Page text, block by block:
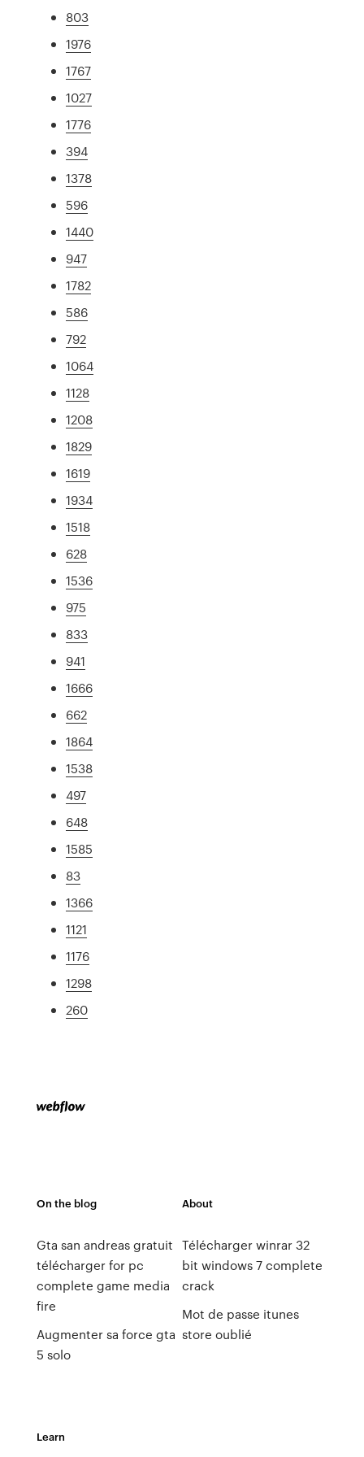
803
1976
1767
1027
1776
394
1378
596
1440
947
1782
586
792
1064
1128
1208
1829
1619
1934
1518
628
1536
975
833
941
1666
662
1864
1538
497
648
1585
83
1366
1121
1176
1298
260
On the blog
Gta san andreas gratuit
télécharger for pc
complete game media
fire
Augmenter sa force gta
5 solo
About
Télécharger winrar 32
bit windows 7 complete
crack
Mot de passe itunes
store oublié
Learn